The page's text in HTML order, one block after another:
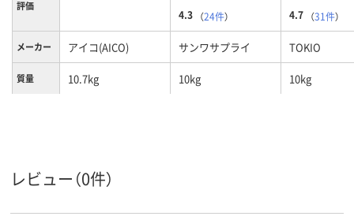
評価
4.3 （24件） 4.7 （31件）
メーカー アイコ(AICO) サンワサプライ TOKIO
質量 10.7kg 10kg 10kg
レビュー（0件）